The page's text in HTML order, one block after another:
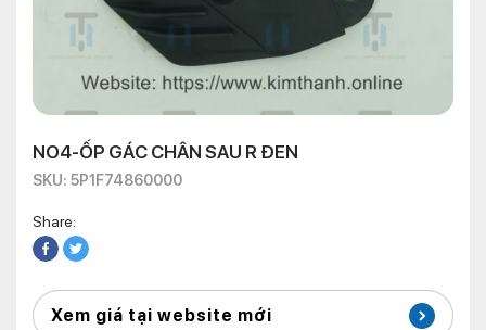
NO4-ỐP GÁC CHÂN SAU R ĐEN
SKU: 5P1F74860000
Share:
Xem giá tại website mới